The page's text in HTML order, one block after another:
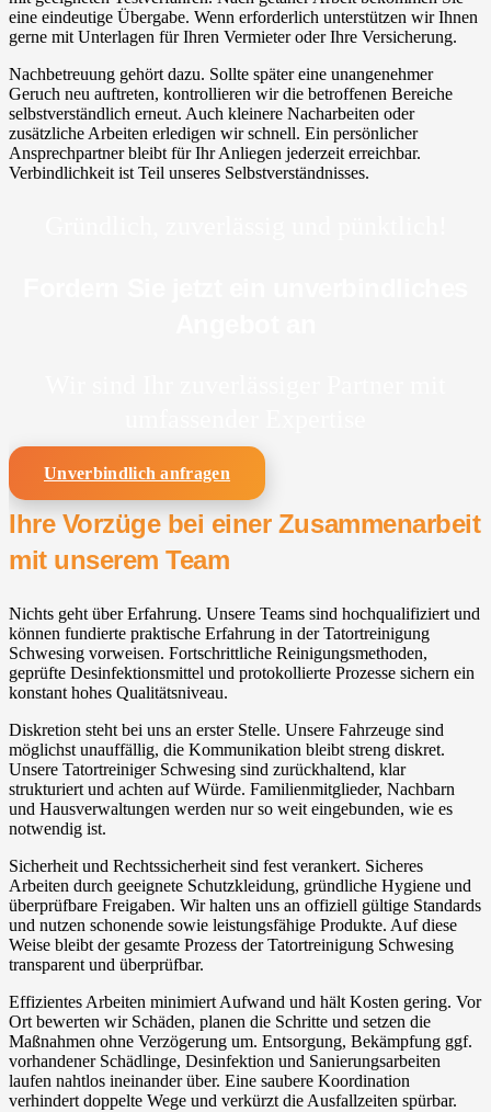
eine eindeutige Übergabe. Wenn erforderlich unterstützen wir Ihnen
gerne mit Unterlagen für Ihren Vermieter oder Ihre Versicherung.
Nachbetreuung gehört dazu. Sollte später eine unangenehmer
Geruch neu auftreten, kontrollieren wir die betroffenen Bereiche
selbstverständlich erneut. Auch kleinere Nacharbeiten oder
zusätzliche Arbeiten erledigen wir schnell. Ein persönlicher
Ansprechpartner bleibt für Ihr Anliegen jederzeit erreichbar.
Verbindlichkeit ist Teil unseres Selbstverständnisses.
Unverbindlich anfragen
Ihre Vorzüge bei einer Zusammenarbeit
mit unserem Team
Nichts geht über Erfahrung. Unsere Teams sind hochqualifiziert und
können fundierte praktische Erfahrung in der Tatortreinigung
Schwesing vorweisen. Fortschrittliche Reinigungsmethoden,
geprüfte Desinfektionsmittel und protokollierte Prozesse sichern ein
konstant hohes Qualitätsniveau.
Diskretion steht bei uns an erster Stelle. Unsere Fahrzeuge sind
möglichst unauffällig, die Kommunikation bleibt streng diskret.
Unsere Tatortreiniger Schwesing sind zurückhaltend, klar
strukturiert und achten auf Würde. Familienmitglieder, Nachbarn
und Hausverwaltungen werden nur so weit eingebunden, wie es
notwendig ist.
Sicherheit und Rechtssicherheit sind fest verankert. Sicheres
Arbeiten durch geeignete Schutzkleidung, gründliche Hygiene und
überprüfbare Freigaben. Wir halten uns an offiziell gültige Standards
und nutzen schonende sowie leistungsfähige Produkte. Auf diese
Weise bleibt der gesamte Prozess der Tatortreinigung Schwesing
transparent und überprüfbar.
Effizientes Arbeiten minimiert Aufwand und hält Kosten gering. Vor
Ort bewerten wir Schäden, planen die Schritte und setzen die
Maßnahmen ohne Verzögerung um. Entsorgung, Bekämpfung ggf.
vorhandener Schädlinge, Desinfektion und Sanierungsarbeiten
laufen nahtlos ineinander über. Eine saubere Koordination
verhindert doppelte Wege und verkürzt die Ausfallzeiten spürbar.